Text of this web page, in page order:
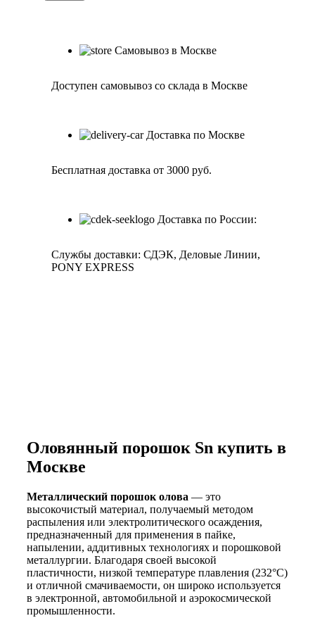
Самовывоз в Москве
Доступен самовывоз со склада в Москве
Доставка по Москве
Бесплатная доставка от 3000 руб.
Доставка по России:
Службы доставки: СДЭК, Деловые Линии,
PONY EXPRESS
Оловянный порошок Sn купить в
Москве
Металлический порошок олова — это
высокочистый материал, получаемый методом
распыления или электролитического осаждения,
предназначенный для применения в пайке,
напылении, аддитивных технологиях и порошковой
металлургии. Благодаря своей высокой
пластичности, низкой температуре плавления (232°C)
и отличной смачиваемости, он широко используется
в электронной, автомобильной и аэрокосмической
промышленности.